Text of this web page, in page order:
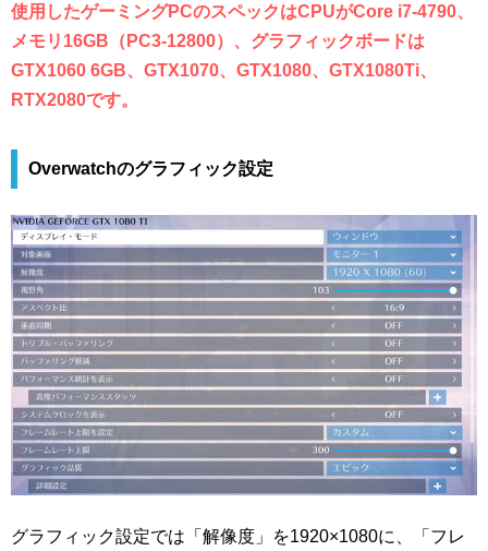
使用したゲーミングPCのスペックはCPUがCore i7-4790、
メモリ16GB（PC3-12800）、グラフィックボードは
GTX1060 6GB、GTX1070、GTX1080、GTX1080Ti、
RTX2080です。
Overwatchのグラフィック設定
グラフィック設定では「解像度」を1920×1080に、「フレ